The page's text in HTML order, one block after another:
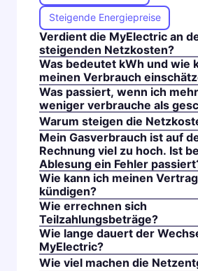
Steigende Energiepreise
Verdient die MyElectric an
steigenden Netzkosten?
Was bedeutet kWh und wie
meinen Verbrauch
Was passiert, wenn ich
weniger verbrauche als
Warum steigen die
Mein Gasverbrauch ist auf
Rechnung viel zu hoch. Ist
Ablesung ein Fehler
Wie kann ich meinen Vertrag
kündigen?
Wie errechnen sich
Teilzahlungsbeträge?
Wie lange dauert der
MyElectric?
Wie viel machen die